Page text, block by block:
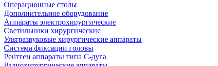
Операционные столы
Дополнительное оборудование
Аппараты электрохирургические
Светильники хирургические
Ультразвуковые хирургические аппараты
Система фиксации головы
Рентген аппараты типа С-дуга